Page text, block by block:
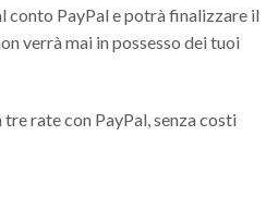
conto PayPal e potrà finalizzare il
verrà mai in possesso dei tuoi
tre rate con PayPal,senza costi